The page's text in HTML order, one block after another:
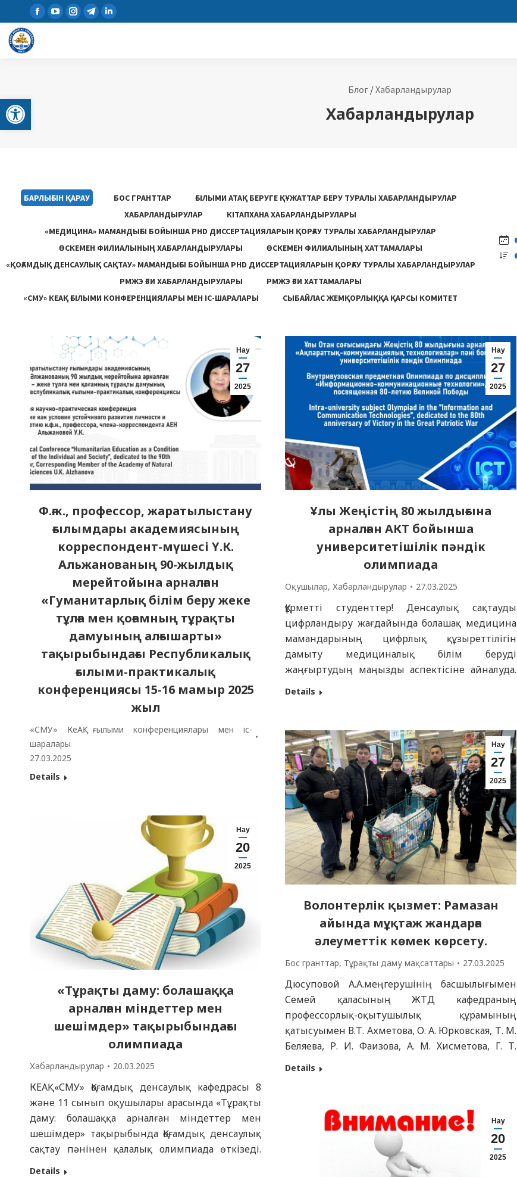
Open toolbar
Блог /Хабарландырулар
Хабарландырулар
БАРЛЫҒЫН ҚАРАУ БОС ГРАНТТАР
ҒЫЛЫМИ АТАҚ БЕРУГЕ ҚҰЖАТТАР БЕРУ ТУРАЛЫ ХАБАРЛАНДЫРУЛАР
ХАБАРЛАНДЫРУЛАР
КІТАПХАНА ХАБАРЛАНДЫРУЛАРЫ
«МЕДИЦИНА» МАМАНДЫҒЫ БОЙЫНША PHD ДИССЕРТАЦИЯЛАРЫН ҚОРҒАУ ТУРАЛЫ ХАБАРЛАНДЫРУЛАР
ӨСКЕМЕН ФИЛИАЛЫНЫҢ ХАБАРЛАНДЫРУЛАРЫ
ӨСКЕМЕН ФИЛИАЛЫНЫҢ ХАТТАМАЛАРЫ
«ҚОҒАМДЫҚ ДЕНСАУЛЫҚ САҚТАУ» МАМАНДЫҒЫ БОЙЫНША PHD ДИССЕРТАЦИЯЛАРЫН ҚОРҒАУ ТУРАЛЫ ХАБАРЛАНДЫРУЛАР
РМЖЭ ҒЗИ ХАБАРЛАНДЫРУЛАРЫ
РМЖЭ ҒЗИ ХАТТАМАЛАРЫ
«СМУ» КЕАҚ ҒЫЛЫМИ КОНФЕРЕНЦИЯЛАРЫ МЕН ІС-ШАРАЛАРЫ
СЫБАЙЛАС ЖЕМҚОРЛЫҚҚА ҚАРСЫ КОМИТЕТ
Нау
27
2025
Ф.ғ.к., профессор, жаратылыстану
ғылымдары академиясының
корреспондент-мүшесі Ү.К.
Альжанованың 90-жылдық
мерейтойына арналған
«Гуманитарлық білім беру жеке
тұлға мен қоғамның тұрақты
дамуының алғышарты»
тақырыбындағы Республикалық
ғылыми-практикалық
конференциясы 15-16 мамыр 2025
жыл
«СМУ» КеАҚ ғылыми конференциялары мен іс-
шаралары
27.03.2025
Details
Нау
27
2025
Ұлы Жеңістің 80 жылдығына
арналған АКТ бойынша
университетішілік пәндік
олимпиада
Оқушылар, Хабарландырулар 27.03.2025
Құрметті студенттер! Денсаулық сақтауды
цифрландыру жағдайында болашақ медицина
мамандарының цифрлық құзыреттілігін
дамыту медициналық білім беруді
жаңғыртудың маңызды аспектісіне айналуда.
Дәрігердің кәсіби дайындығының негізгі
дайындығын білдіретін ақпараттық-
коммуникациялық технологияларды меңгеру
болып табылады. Сіздерді Семей медицина
университетінің 1 курс студенттері
арасында Ұлы Отан соғысындағы Жеңістің 80
жылдығына арналған «Ақпараттық-
коммуникациялық технологиялар»…
Details
Нау
27
2025
Волонтерлік қызмет: Рамазан
айында мұқтаж жандарға
әлеуметтік көмек көрсету.
Бос гранттар, Тұрақты даму мақсаттары 27.03.2025
Дюсуповой А.А.меңгерушінің басшылығымен
Семей қаласының ЖТД кафедраның
профессорлық-оқытушылық құрамының
қатысуымен В.Т. Ахметова, О. А. Юрковская, Т. М.
Беляева, Р. И. Фаизова, А. М. Хисметова, Г. Т.
Камашева, А. М. Досбаева, Т. И. Терехова, А. С.
көп балалы отбасын қолдау мақсатында
әлеуметтік көмек көрсетті.…
Details
Нау
20
2025
«Тұрақты даму: болашаққа
арналған міндеттер мен
шешімдер» тақырыбындағы
олимпиада
Хабарландырулар 20.03.2025
КЕАҚ «СМУ» Қоғамдық денсаулық кафедрасы 8
және 11 сынып оқушылары арасында «Тұрақты
даму: болашаққа арналған міндеттер мен
шешімдер» тақырыбында Қоғамдық денсаулық
сақтау пәнінен қалалық олимпиада өткізеді.
Олимпиаданы ұйымдастыру және өткізу
Details
Нау
20
2025